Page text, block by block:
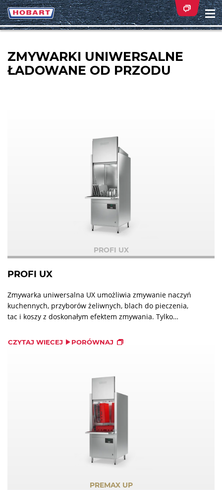
ZMYWARKI UNIWERSALNE
ŁADOWANE OD PRZODU
PROFI UX
PROFI UX
Zmywarka uniwersalna UX umożliwia zmywanie naczyń
kuchennych, przyborów żeliwnych, blach do pieczenia,
tac i koszy z doskonałym efektem zmywania. Tylko
naczyń do pieczenia w jednym cyklu zmywania.
CZYTAJ WIĘCEJ PORÓWNAJ
PREMAX UP